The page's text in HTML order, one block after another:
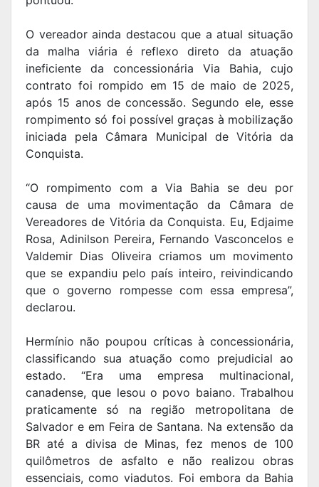
O vereador ainda destacou que a atual situação
da malha viária é reflexo direto da atuação
ineficiente da concessionária Via Bahia, cujo
contrato foi rompido em 15 de maio de 2025,
após 15 anos de concessão. Segundo ele, esse
rompimento só foi possível graças à mobilização
iniciada pela Câmara Municipal de Vitória da
Conquista.
“O rompimento com a Via Bahia se deu por
causa de uma movimentação da Câmara de
Vereadores de Vitória da Conquista. Eu, Edjaime
Rosa, Adinilson Pereira, Fernando Vasconcelos e
Valdemir Dias Oliveira criamos um movimento
que se expandiu pelo país inteiro, reivindicando
que o governo rompesse com essa empresa”,
declarou.
Hermínio não poupou críticas à concessionária,
classificando sua atuação como prejudicial ao
estado. “Era uma empresa multinacional,
canadense, que lesou o povo baiano. Trabalhou
praticamente só na região metropolitana de
Salvador e em Feira de Santana. Na extensão da
BR até a divisa de Minas, fez menos de 100
quilômetros de asfalto e não realizou obras
essenciais, como viadutos. Foi embora da Bahia